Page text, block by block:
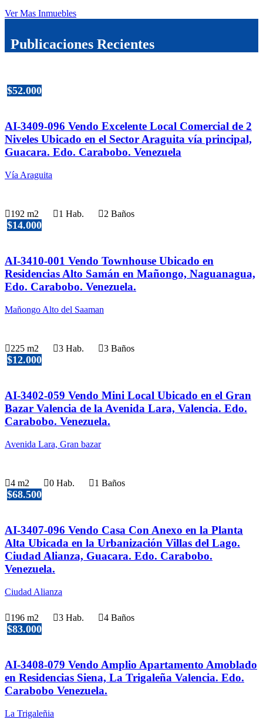
Ver Mas Inmuebles
Publicaciones Recientes
$52.000
AI-3409-096 Vendo Excelente Local Comercial de 2
Niveles Ubicado en el Sector Araguita vía principal,
Guacara. Edo. Carabobo. Venezuela
Vía Araguita
192 m2 1 Hab. 2 Baños
$14.000
AI-3410-001 Vendo Townhouse Ubicado en
Residencias Alto Samán en Mañongo, Naguanagua,
Edo. Carabobo. Venezuela.
Mañongo Alto del Saaman
225 m2 3 Hab. 3 Baños
$12.000
AI-3402-059 Vendo Mini Local Ubicado en el Gran
Bazar Valencia de la Avenida Lara, Valencia. Edo.
Carabobo. Venezuela.
Avenida Lara, Gran bazar
4 m2 0 Hab. 1 Baños
$68.500
AI-3407-096 Vendo Casa Con Anexo en la Planta
Alta Ubicada en la Urbanización Villas del Lago.
Ciudad Alianza, Guacara. Edo. Carabobo.
Venezuela.
Ciudad Alianza
196 m2 3 Hab. 4 Baños
$83.000
AI-3408-079 Vendo Amplio Apartamento Amoblado
en Residencias Siena, La Trigaleña Valencia. Edo.
Carabobo Venezuela.
La Trigaleñia